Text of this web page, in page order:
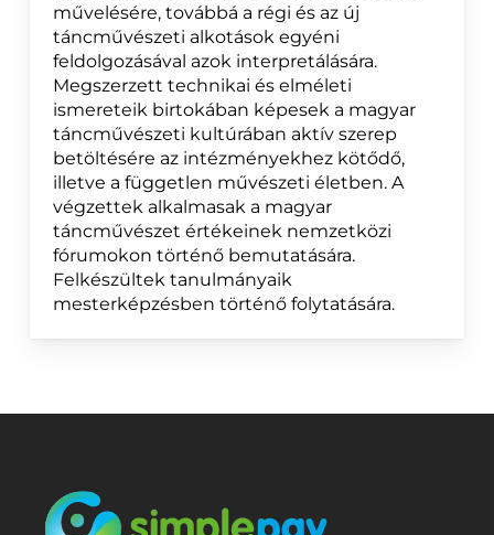
művelésére, továbbá a régi és az új
táncművészeti alkotások egyéni
feldolgozásával azok interpretálására.
Megszerzett technikai és elméleti
ismereteik birtokában képesek a magyar
táncművészeti kultúrában aktív szerep
betöltésére az intézményekhez kötődő,
illetve a független művészeti életben. A
végzettek alkalmasak a magyar
táncművészet értékeinek nemzetközi
fórumokon történő bemutatására.
Felkészültek tanulmányaik
mesterképzésben történő folytatására.